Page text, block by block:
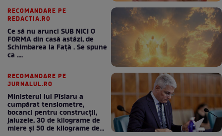
RECOMANDARE PE
REDACTIA.RO
Ce să nu arunci SUB NICI O
FORMA din casă astăzi, de
Schimbarea la Față . Se spune
ca ....
RECOMANDARE PE
JURNALUL.RO
Ministerul lui Pîslaru a
cumpărat tensiometre,
bocanci pentru construcții,
jaluzele, 30 de kilograme de
miere și 50 de kilograme de